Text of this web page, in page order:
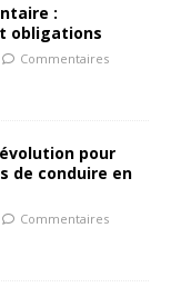
:
obligations
Commentaires
pour
de conduire en
Commentaires